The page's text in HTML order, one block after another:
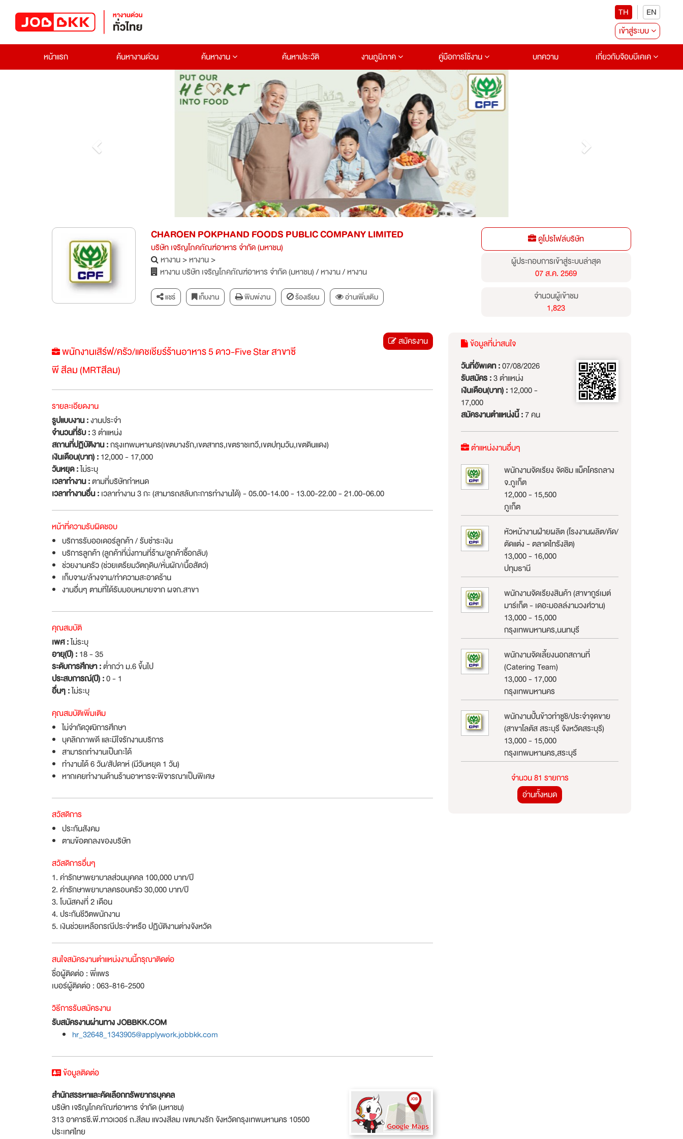
TH
EN
เข้าสู่ระบบ
หน้าแรก
ค้นหางานด่วน ค้นหางาน ค้นหาประวัติ งานภูมิภาค คู่มือการใช้งาน บทความ เกี่ยวกับจ๊อบบีเคเค
CHAROEN POKPHAND FOODS PUBLIC COMPANY LIMITED
บริษัท เจริญโภคภัณฑ์อาหาร จำกัด (มหาชน)
หางาน>หางาน>
หางาน บริษัท เจริญโภคภัณฑ์อาหาร จำกัด (มหาชน)/หางาน/หางาน
แชร์ เก็บงาน พิมพ์งาน ร้องเรียน อ่านเพิ่มเติม
ดูโปรไฟล์บริษัท
ผู้ประกอบการเข้าสู่ระบบล่าสุด
07 ส.ค. 2569
จำนวนผู้เข้าชม
1,823
พนักงานเสิร์ฟ/ครัว/แคชเชียร์ร้านอาหาร 5 ดาว-Five Star สาขาซี
พี สีลม (MRTสีลม)
สมัครงาน
รายละเอียดงาน
รูปแบบงาน :งานประจำ
จำนวนที่รับ :3 ตำแหน่ง
สถานที่ปฏิบัติงาน :กรุงเทพมหานคร(เขตบางรัก,เขตสาทร,เขตราชเทวี,เขตปทุมวัน,เขตดินแดง)
เงินเดือน(บาท) :12,000 - 17,000
วันหยุด :ไม่ระบุ
เวลาทำงาน :ตามที่บริษัทกำหนด
เวลาทำงานอื่น :เวลาทำงาน 3 กะ (สามารถสลับกะการทำงานได้) - 05.00-14.00 - 13.00-22.00 - 21.00-06.00
หน้าที่ความรับผิดชอบ
บริการรับออเดอร์ลูกค้า / รับชำระเงิน
บริการลูกค้า (ลูกค้าที่นั่งทานที่ร้าน/ลูกค้าซื้อกลับ)
ช่วยงานครัว (ช่วยเตรียมวัตถุดิบ/หั่นผัก/เนื้อสัตว์)
เก็บจาน/ล้างจาน/ทำความสะอาดร้าน
งานอื่นๆ ตามที่ได้รับมอบหมายจาก ผจก.สาขา
คุณสมบัติ
เพศ :ไม่ระบุ
อายุ(ปี) :18 - 35
ระดับการศึกษา :ต่ำกว่า ม.6 ขึ้นไป
ประสบการณ์(ปี) :0 - 1
อื่นๆ :ไม่ระบุ
คุณสมบัติเพิ่มเติม
ไม่จำกัดวุฒิการศึกษา
บุคลิกภาพดี และมีใจรักงานบริการ
สามารถทำงานเป็นกะได้
ทำงานได้ 6 วัน/สัปดาห์ (มีวันหยุด 1 วัน)
หากเคยทำงานด้านร้านอาหารจะพิจารณาเป็นพิเศษ
สวัสดิการ
ประกันสังคม
ตามข้อตกลงของบริษัท
สวัสดิการอื่นๆ
1. ค่ารักษาพยาบาลส่วนบุคคล 100,000 บาท/ปี
2. ค่ารักษาพยาบาลครอบครัว 30,000 บาท/ปี
3. โบนัสคงที่ 2 เดือน
4. ประกันชีวิตพนักงาน
5. เงินช่วยเหลือกรณีประจำหรือ ปฏิบัติงานต่างจังหวัด
สนใจสมัครงานตำแหน่งงานนี้กรุณาติดต่อ
ชื่อผู้ติดต่อ : พี่แพร
เบอร์ผู้ติดต่อ : 063-816-2500
วิธีการรับสมัครงาน
รับสมัครงานผ่านทาง JOBBKK.COM
hr_32648_1343905@applywork.jobbkk.com
ข้อมูลที่น่าสนใจ
วันที่อัพเดท :07/08/2026
รับสมัคร :3 ตำแหน่ง
เงินเดือน(บาท) :12,000 -
17,000
สมัครงานตำแหน่งนี้ :7 คน
ตำแหน่งงานอื่นๆ
พนักงานจัดเรียง จัดชิม แม็คโครถลาง
จ.ภูเก็ต
12,000 - 15,500
ภูเก็ต
หัวหน้างานฝ่ายผลิต (โรงงานผลิต/คัด/
ตัดแต่ง - ตลาดไทรังสิต)
13,000 - 16,000
ปทุมธานี
พนักงานจัดเรียงสินค้า (สาขากูร์เมต์
มาร์เก็ต - เดอะมอลล์งามวงศ์วาน)
13,000 - 15,000
กรุงเทพมหานคร,นนทบุรี
พนักงานจัดเลี้ยงนอกสถานที่
(Catering Team)
13,000 - 17,000
กรุงเทพมหานคร
พนักงานปั้นข้าวทำซูชิ/ประจำจุดขาย
(สาขาโลตัส สระบุรี จังหวัดสระบุรี)
13,000 - 15,000
กรุงเทพมหานคร,สระบุรี
จำนวน 81 รายการ
อ่านทั้งหมด
ข้อมูลติดต่อ
สำนักสรรหาและคัดเลือกทรัพยากรบุคคล
บริษัท เจริญโภคภัณฑ์อาหาร จำกัด (มหาชน)
313 อาคารซี.พี.ทาวเวอร์ ถ.สีลม แขวงสีลม เขตบางรัก จังหวัดกรุงเทพมหานคร 10500
ประเทศไทย